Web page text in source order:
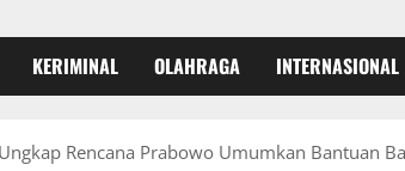
KERIMINAL OLAHRAGA INTERNASIONAL
Rencana Prabowo Umumkan Bantuan